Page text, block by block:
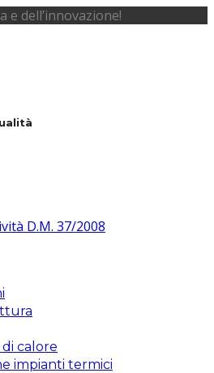
e dell’innovazione!
D.M. 37/2008
calore
impianti termici